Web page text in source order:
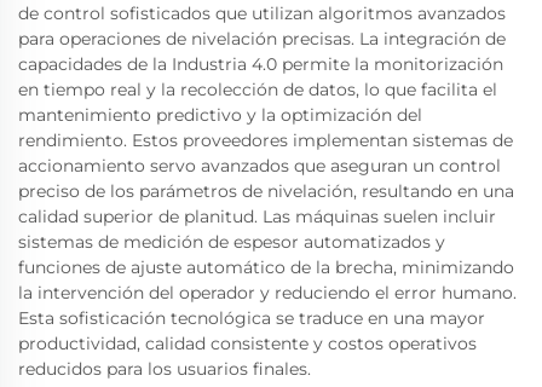
de control sofisticados que utilizan algoritmos avanzados
para operaciones de nivelación precisas. La integración de
capacidades de la Industria 4.0 permite la monitorización
en tiempo real y la recolección de datos, lo que facilita el
mantenimiento predictivo y la optimización del
rendimiento. Estos proveedores implementan sistemas de
accionamiento servo avanzados que aseguran un control
preciso de los parámetros de nivelación, resultando en una
calidad superior de planitud. Las máquinas suelen incluir
sistemas de medición de espesor automatizados y
funciones de ajuste automático de la brecha, minimizando
la intervención del operador y reduciendo el error humano.
Esta sofisticación tecnológica se traduce en una mayor
productividad, calidad consistente y costos operativos
reducidos para los usuarios finales.